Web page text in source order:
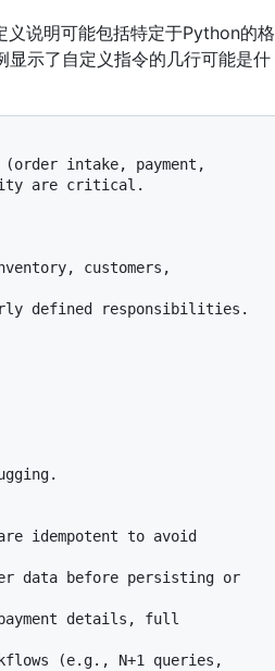
说明可能包括特定于Python的格
示了自定义指令的几行可能是什
(order intake, payment,
are critical.
customers,
defined responsibilities.
idempotent to avoid
data before persisting or
details, full
(e.g., N+1 queries,